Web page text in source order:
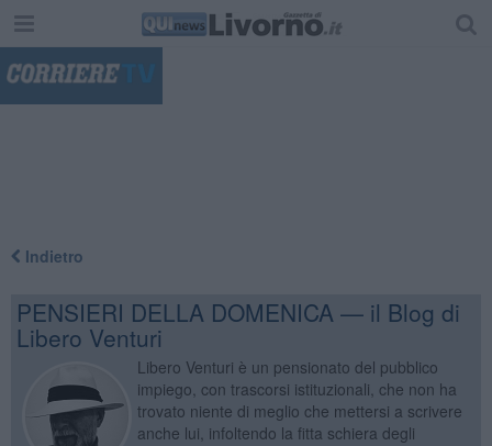
Indietro
PENSIERI DELLA DOMENICA — il Blog di
Libero Venturi
Libero Venturi è un pensionato del pubblico
impiego, con trascorsi istituzionali, che non ha
trovato niente di meglio che mettersi a scrivere
anche lui, infoltendo la fitta schiera degli